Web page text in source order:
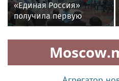
«Единая Россия»
получила первую
строку
в избирательном
бюллетене на выборах